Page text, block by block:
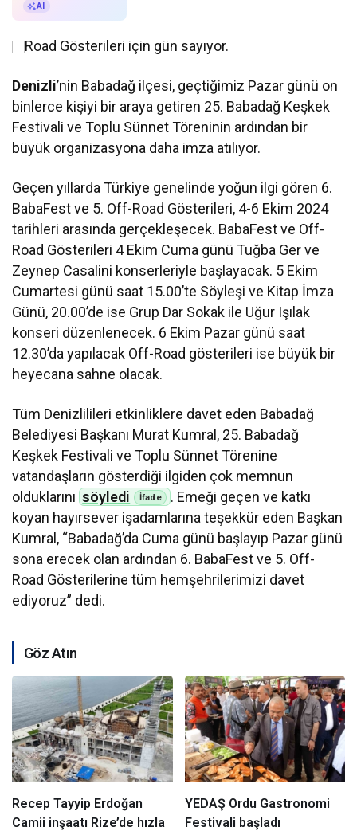
AI
Road Gösterileri için gün sayıyor.
Denizli’nin Babadağ ilçesi, geçtiğimiz Pazar günü on
binlerce kişiyi bir araya getiren 25. Babadağ Keşkek
Festivali ve Toplu Sünnet Töreninin ardından bir
büyük organizasyona daha imza atılıyor.
Geçen yıllarda Türkiye genelinde yoğun ilgi gören 6.
BabaFest ve 5. Off-Road Gösterileri, 4-6 Ekim 2024
tarihleri arasında gerçekleşecek. BabaFest ve Off-
Road Gösterileri 4 Ekim Cuma günü Tuğba Ger ve
Zeynep Casalini konserleriyle başlayacak. 5 Ekim
Cumartesi günü saat 15.00’te Söyleşi ve Kitap İmza
Günü, 20.00’de ise Grup Dar Sokak ile Uğur Işılak
konseri düzenlenecek. 6 Ekim Pazar günü saat
12.30’da yapılacak Off-Road gösterileri ise büyük bir
heyecana sahne olacak.
Tüm Denizlilileri etkinliklere davet eden Babadağ
Belediyesi Başkanı Murat Kumral, 25. Babadağ
Keşkek Festivali ve Toplu Sünnet Törenine
vatandaşların gösterdiği ilgiden çok memnun
olduklarını söyledi
. Emeği geçen ve katkı
koyan hayırsever işadamlarına teşekkür eden Başkan
Kumral, “Babadağ’da Cuma günü başlayıp Pazar günü
sona erecek olan ardından 6. BabaFest ve 5. Off-
Road Gösterilerine tüm hemşehrilerimizi davet
ediyoruz” dedi.
Göz Atın
Recep Tayyip Erdoğan
Camii inşaatı Rize’de hızla
YEDAŞ Ordu Gastronomi
Festivali başladı